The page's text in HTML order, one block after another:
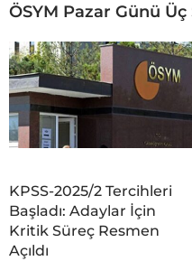
ÖSYM Pazar Günü
KPSS-2025/2 Tercihleri
Başladı: Adaylar İçin
Kritik Süreç Resmen
Açıldı